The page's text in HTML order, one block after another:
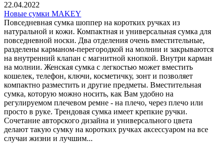
22.04.2022
Новые сумки MAKEY
Повседневная сумка шоппер на коротких ручках из
натуральной и кожи. Компактная и универсальная сумка для
повседневной носки. Два отделения очень вместительные,
разделены карманом-перегородкой на молнии и закрываются
на внутренний клапан с магнитной кнопкой. Внутри карман
на молнии. Женская сумка с легкостью может вместить
кошелек, телефон, ключи, косметичку, зонт и позволяет
компактно разместить и другие предметы. Вместительная
сумка, которую можно носить, как Вам удобно на
регулируемом плечевом ремне - на плечо, через плечо или
просто в руке. Трендовая сумка имеет крепкие ручки.
Сочетание авторского дизайна и универсального цвета
делают такую сумку на коротких ручках аксессуаром на все
случаи жизни и лучшим...